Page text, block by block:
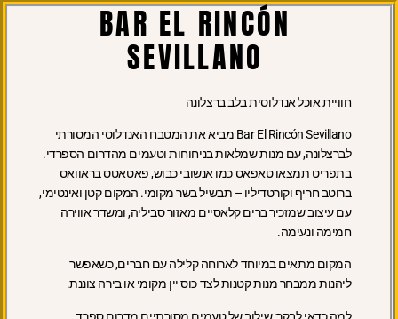
BAR EL RINCÓN
SEVILLANO
חוויית אוכל אנדלוסית בלב ברצלונה
Bar El Rincón Sevillano מביא את המטבח האנדלוסי המסורתי
לברצלונה, עם מנות שמלאות בניחוחות וטעמים מהדרום הספרדי.
בתפריט תמצאו טאפאס כמו אנשובי כבוש, פאטאטס בראוואס
ברוטב חריף וקורטדיליו – תבשיל בשר מקומי. המקום קטן ואינטימי,
עם עיצוב שמזכיר ברים קלאסיים מאזור סביליה, ומשדר אווירה
חמימה ונעימה.
המקום מתאים במיוחד לארוחה קלילה עם חברים, כשאפשר
ליהנות ממבחר מנות קטנות לצד כוס יין מקומי או בירה צוננת.
למה כדאי לבקר:שילוב של טעמים מסורתיים מדרום ספרד